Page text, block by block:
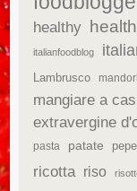
healthy
italianfoodblog
Lambrusco
mangiare a
extravergine
pasta patate
ricotta riso